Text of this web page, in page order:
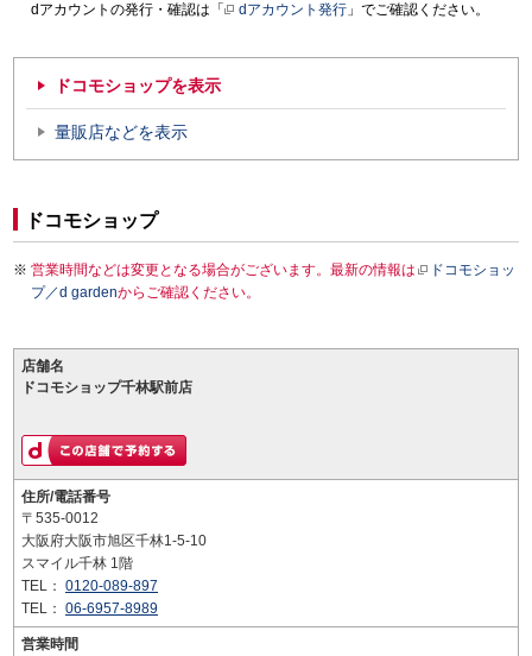
dアカウントの発行・確認は「
dアカウント発行 」でご確認ください。
ドコモショップを表示
量販店などを表示
ドコモショップ
営業時間などは変更となる場合がございます。最新の情報は
ドコモショッ
プ／d gardenからご確認ください。
店舗名
ドコモショップ千林駅前店
住所/電話番号
〒535-0012
大阪府大阪市旭区千林1-5-10
スマイル千林 1階
TEL： 0120-089-897
TEL： 06-6957-8989
営業時間